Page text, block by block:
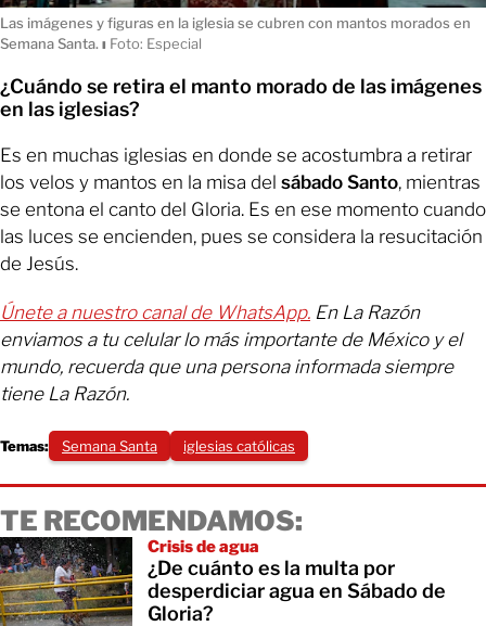
Las imágenes y figuras en la iglesia se cubren con mantos morados en
Semana Santa. ı Foto: Especial
¿Cuándo se retira el manto morado de las imágenes
en las iglesias?
Es en muchas iglesias en donde se acostumbra a retirar
los velos y mantos en la misa del sábado Santo, mientras
se entona el canto del Gloria. Es en ese momento cuando
las luces se encienden, pues se considera la resucitación
de Jesús.
Únete a nuestro canal de WhatsApp. En La Razón
enviamos a tu celular lo más importante de México y el
mundo, recuerda que una persona informada siempre
tiene La Razón.
Temas: Semana Santa iglesias católicas
TE RECOMENDAMOS:
Crisis de agua
¿De cuánto es la multa por
desperdiciar agua en Sábado de
Gloria?